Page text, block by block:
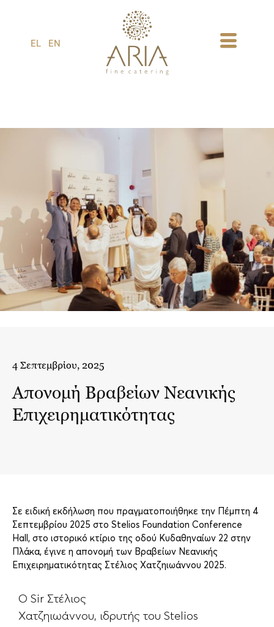
EL EN
4 Σεπτεμβρίου, 2025
Aπονομή Βραβείων Νεανικής
Επιχειρηματικότητας
Σε ειδική εκδήλωση που πραγματοποιήθηκε την Πέμπτη 4
Σεπτεμβρίου 2025 στο Stelios Foundation Conference
Hall, στο ιστορικό κτίριο της οδού Κυδαθηναίων 22 στην
Πλάκα, έγινε η απονομή των Βραβείων Νεανικής
Επιχειρηματικότητας Στέλιος Χατζηιωάννου 2025.
Ο Sir Στέλιος
Χατζηιωάννου, ιδρυτής του Stelios